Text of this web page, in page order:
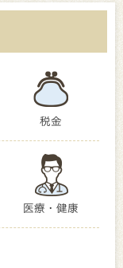
税金
医療・健康